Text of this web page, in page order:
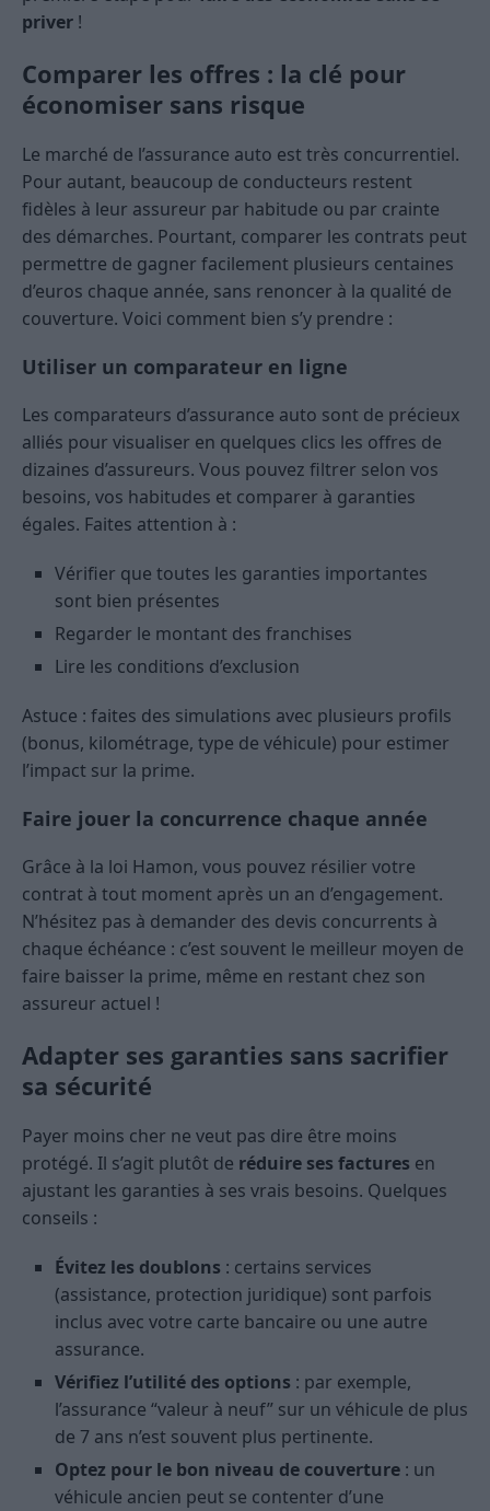
priver !
Comparer les offres : la clé pour
économiser sans risque
Le marché de l’assurance auto est très concurrentiel.
Pour autant, beaucoup de conducteurs restent
fidèles à leur assureur par habitude ou par crainte
des démarches. Pourtant, comparer les contrats peut
permettre de gagner facilement plusieurs centaines
d’euros chaque année, sans renoncer à la qualité de
couverture. Voici comment bien s’y prendre :
Utiliser un comparateur en ligne
Les comparateurs d’assurance auto sont de précieux
alliés pour visualiser en quelques clics les offres de
dizaines d’assureurs. Vous pouvez filtrer selon vos
besoins, vos habitudes et comparer à garanties
égales. Faites attention à :
Vérifier que toutes les garanties importantes
sont bien présentes
Regarder le montant des franchises
Lire les conditions d’exclusion
Astuce : faites des simulations avec plusieurs profils
(bonus, kilométrage, type de véhicule) pour estimer
l’impact sur la prime.
Faire jouer la concurrence chaque année
Grâce à la loi Hamon, vous pouvez résilier votre
contrat à tout moment après un an d’engagement.
N’hésitez pas à demander des devis concurrents à
chaque échéance : c’est souvent le meilleur moyen de
faire baisser la prime, même en restant chez son
assureur actuel !
Adapter ses garanties sans sacrifier
sa sécurité
Payer moins cher ne veut pas dire être moins
protégé. Il s’agit plutôt de réduire ses factures en
ajustant les garanties à ses vrais besoins. Quelques
conseils :
Évitez les doublons : certains services
(assistance, protection juridique) sont parfois
inclus avec votre carte bancaire ou une autre
assurance.
Vérifiez l’utilité des options : par exemple,
l’assurance “valeur à neuf” sur un véhicule de plus
de 7 ans n’est souvent plus pertinente.
Optez pour le bon niveau de couverture : un
véhicule ancien peut se contenter d’une